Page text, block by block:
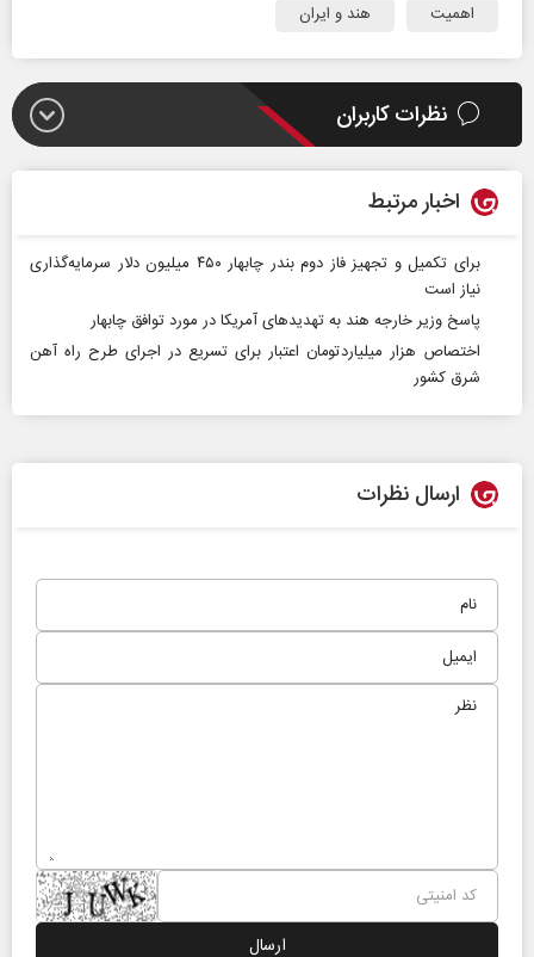
اهمیت
هند و ایران
نظرات کاربران
اخبار مرتبط
برای تکمیل و تجهیز فاز دوم بندر چابهار ۴۵۰ میلیون دلار سرمایه‌گذاری
نیاز است
پاسخ وزیر خارجه هند به تهدیدهای آمریکا در مورد توافق چابهار
اختصاص هزار میلیاردتومان اعتبار برای تسریع در اجرای طرح راه آهن
شرق کشور
ارسال نظرات